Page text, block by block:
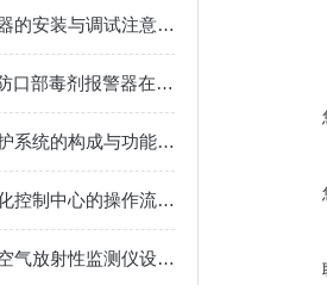
口部毒剂报警器的安装与调试注意事项
RFDG01型人防口部毒剂报警器在应急响应中的应用效果
核生化监测防护系统的构成与功能详解
如何优化核生化控制中心的操作流程？
工业园区人防空气放射性监测仪设备设施着色规定